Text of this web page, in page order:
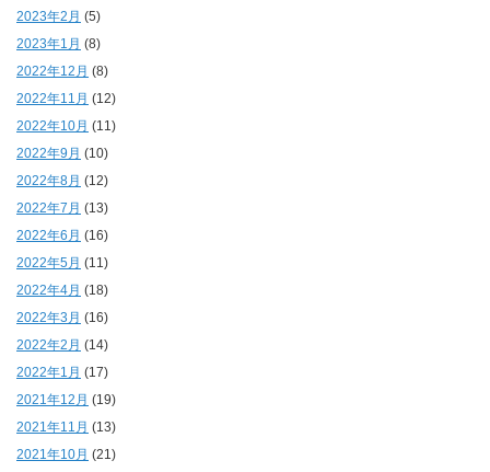
2023年2月 (5)
2023年1月 (8)
2022年12月 (8)
2022年11月 (12)
2022年10月 (11)
2022年9月 (10)
2022年8月 (12)
2022年7月 (13)
2022年6月 (16)
2022年5月 (11)
2022年4月 (18)
2022年3月 (16)
2022年2月 (14)
2022年1月 (17)
2021年12月 (19)
2021年11月 (13)
2021年10月 (21)